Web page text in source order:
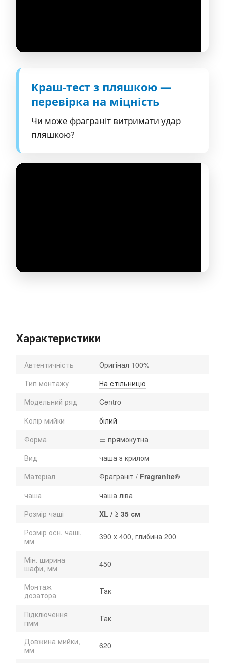
Краш-тест з пляшкою —
перевірка на міцність
Чи може фраграніт витримати удар
пляшкою?
Характеристики
Автентичність
Оригінал 100%
Тип монтажу
На стільницю
Модельний ряд
Centro
Колір мийки
білий
Форма
▭ прямокутна
Вид
чаша з крилом
Матеріал
Фраграніт / Fragranite®
чаша
чаша ліва
Розмір чаші
XL / ≥ 35 см
Розмір осн. чаші,
мм
390 х 400, глибина 200
Мін. ширина
шафи, мм
450
Монтаж
дозатора
Так
Підключення
пмм
Так
Довжина мийки,
мм
620